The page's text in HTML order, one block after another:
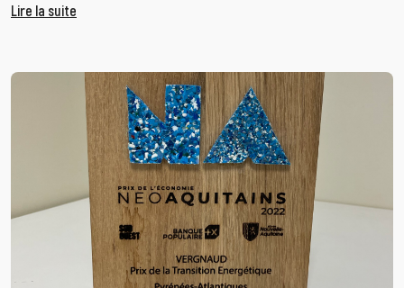
Lire la suite